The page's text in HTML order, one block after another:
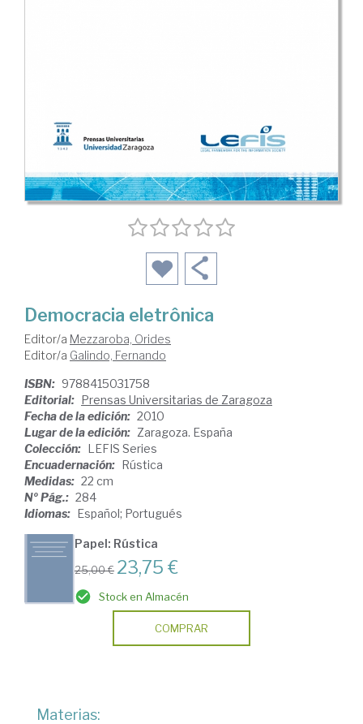
Democracia eletrônica
Editor/a Mezzaroba, Orides
Editor/a Galindo, Fernando
ISBN: 9788415031758
Editorial: Prensas Universitarias de Zaragoza
Fecha de la edición: 2010
Lugar de la edición: Zaragoza. España
Colección: LEFIS Series
Encuadernación: Rústica
Medidas: 22 cm
Nº Pág.: 284
Idiomas: Español; Portugués
Papel: Rústica
25,00 € 23,75 €
Stock en Almacén
COMPRAR
Materias: